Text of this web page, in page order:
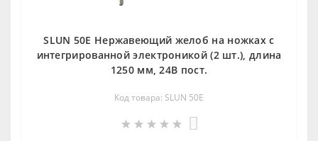
SLUN 50E Нержавеющий желоб на ножках с
интегрированной электроникой (2 шт.), длина
1250 мм, 24В пост.
Код товара: SLUN 50E